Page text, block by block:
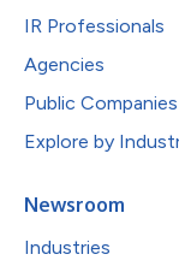
IR Professionals
Agencies
Public Companies
Explore by
Newsroom
Industries